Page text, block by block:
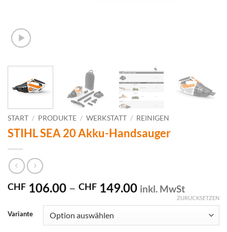
START / PRODUKTE / WERKSTATT / REINIGEN
STIHL SEA 20 Akku-Handsauger
CHF 106.00 – CHF 149.00Preisspanne:
CHF 106.00
CHF 149.00
inkl. MwSt
Variante
ZURÜCKSETZEN